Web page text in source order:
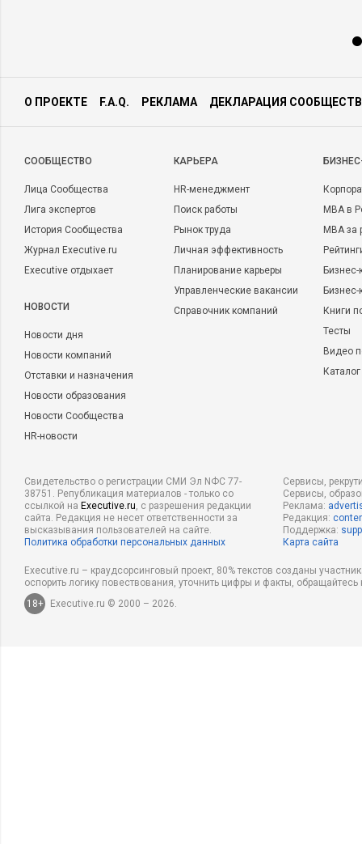
О ПРОЕКТЕ F.A.Q. РЕКЛАМА ДЕКЛАРАЦИЯ
CООБЩЕСТВО
Лица Сообщества
Лига экспертов
История Сообщества
Журнал Executive.ru
Executive отдыхает
НОВОСТИ
Новости дня
Новости компаний
Отставки и назначения
Новости образования
Новости Сообщества
HR-новости
КАРЬЕРА
HR-менеджмент
Поиск работы
Рынок труда
Личная эффективность
Планирование карьеры
Управленческие вакансии
Справочник компаний
MBA в
MBA
Бизнес-
Книги
Тесты
Видео
Свидетельство о регистрации СМИ Эл NФС 77-
38751. Републикация материалов - только со
ссылкой на Executive.ru, с разрешения редакции
сайта. Редакция не несет ответственности за
высказывания пользователей на сайте.
Политика обработки персональных данных
Сервисы,
Сервисы,
Реклама:
Редакция:
Поддержка:
Карта сайта
Executive.ru – краудсорсинговый проект, 80% текстов созданы
оспорить логику повествования, уточнить цифры и факты,
18+
Executive.ru © 2000 – 2026.